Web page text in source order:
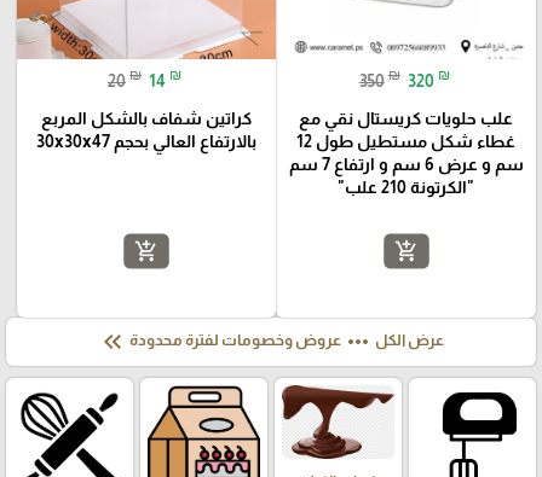
350 ₪ 320 ₪
علب حلويات كريستال نقي مع
غطاء شكل مستطيل طول 12
سم و عرض 6 سم و ارتفاع 7 سم
"الكرتونة 210 علب"
add_shopping_cart
20 ₪ 14 ₪
كراتين شفاف بالشكل المربع
بالارتفاع العالي بحجم 30x30x47
add_shopping_cart
عرض الكل more_horiz عروض وخصومات لفترة محدودة keyboard_double_arrow_left